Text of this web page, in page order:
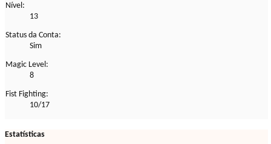
Nível:
13
Status da Conta:
Sim
Magic Level:
8
Fist Fighting:
10/17
Estatísticas